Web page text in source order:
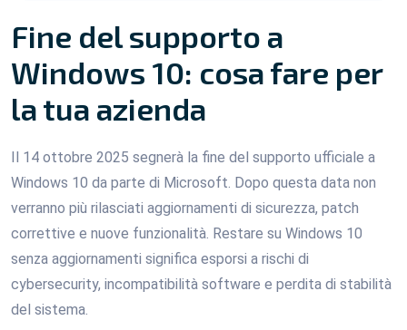
Fine del supporto a
Windows 10: cosa fare per
la tua azienda
Il 14 ottobre 2025 segnerà la fine del supporto ufficiale a
Windows 10 da parte di Microsoft. Dopo questa data non
verranno più rilasciati aggiornamenti di sicurezza, patch
correttive e nuove funzionalità. Restare su Windows 10
senza aggiornamenti significa esporsi a rischi di
cybersecurity, incompatibilità software e perdita di stabilità
del sistema.